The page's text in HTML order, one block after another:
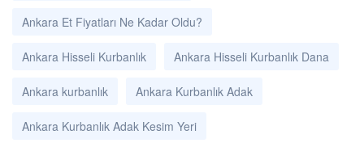
Ankara Et Fiyatları Ne Kadar Oldu?
Ankara Hisseli Kurbanlık Ankara Hisseli Kurbanlık Dana
Ankara kurbanlık Ankara Kurbanlık Adak
Ankara Kurbanlık Adak Kesim Yeri